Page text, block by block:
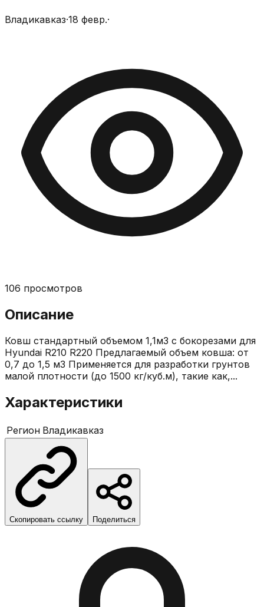
Владикавказ·18 февр.·
106 просмотров
Описание
Ковш стандартный объемом 1,1м3 с бокорезами для
Hyundai R210 R220 Предлагаемый объем ковша: от
0,7 до 1,5 м3 Применяется для разработки грунтов
малой плотности (до 1500 кг/куб.м), такие как,...
Характеристики
Регион Владикавказ
Скопировать ссылку Поделиться